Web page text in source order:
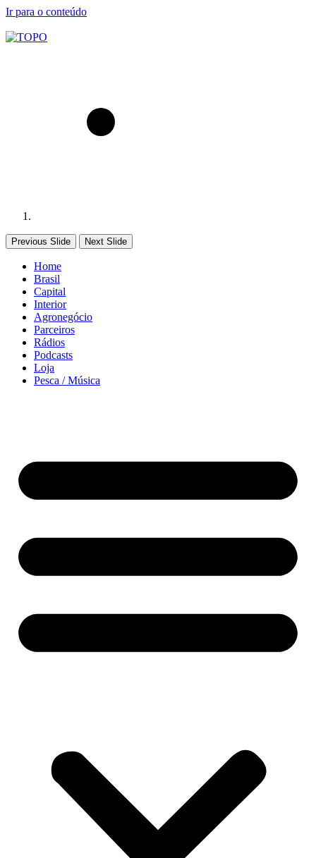
Ir para o conteúdo
Previous Slide Next Slide
Home
Brasil
Capital
Interior
Agronegócio
Parceiros
Rádios
Podcasts
Loja
Pesca / Música